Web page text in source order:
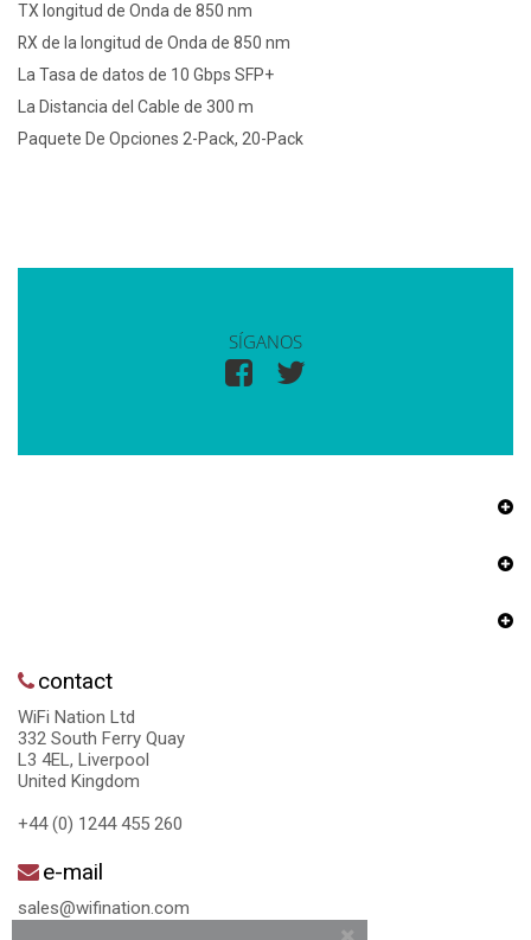
TX longitud de Onda de 850 nm
RX de la longitud de Onda de 850 nm
La Tasa de datos de 10 Gbps SFP+
La Distancia del Cable de 300 m
Paquete De Opciones 2-Pack, 20-Pack
SÍGANOS
contact
WiFi Nation Ltd
332 South Ferry Quay
L3 4EL, Liverpool
United Kingdom
+44 (0) 1244 455 260
e-mail
sales@wifination.com